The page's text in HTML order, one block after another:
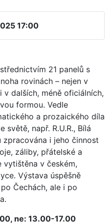
17:00
21 panelů s
rovinách – nejen v
dalších, méně oficiálních,
formou. Vedle
a prozaického díla
světě, např. R.U.R., Bílá
zpracována i jeho činnost
záliby, přátelské a
vytištěna v českém,
Výstava úspěšně
Čechách, ale i po
ne: 13.00-17.00